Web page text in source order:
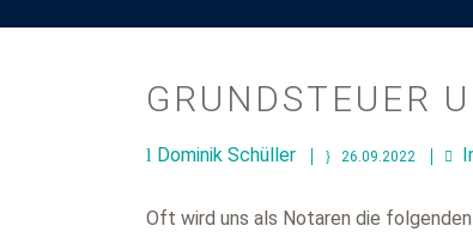
GRUNDSTEUER
Dominik Schüller 26.09.2022
Oft wird uns als Notaren die